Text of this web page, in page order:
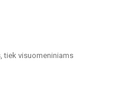
tiek visuomeniniams